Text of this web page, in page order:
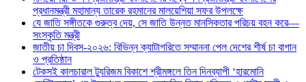
প্রধানমন্ত্রী মহামান্য তারেক রহমানের মালয়েশিয়া সফর উপলক্ষে
যে জাতি সঙ্গীতকে গুরুত্ব দেয়, সে জাতি উন্নত মানসিকতার পরিচয় বহন করে—
সংস্কৃতি মন্ত্রী
জাতীয় চা দিবস-২০২৬: বিভিন্ন ক্যাটাগরিতে সম্মাননা পেল দেশের শীর্ষ চা বাগান
ও প্রতিষ্ঠান
টেকসই কালচারাল ট্যুরিজম বিকাশে শ্রীমঙ্গলে তিন দিনব্যাপী ‘হারমোনি